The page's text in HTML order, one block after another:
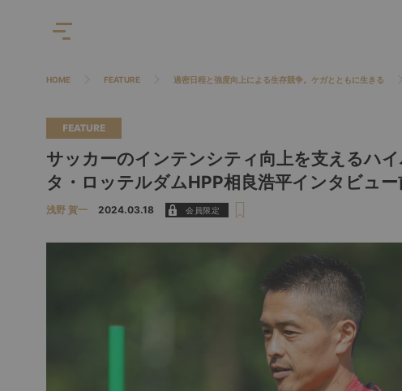
HOME FEATURE 過密日程と強度向上による生存競争。ケガとともに生きる
FEATURE
サッカーのインテンシティ向上を支えるハ
タ・ロッテルダムHPP相良浩平インタビュー
浅野 賀一 2024.03.18